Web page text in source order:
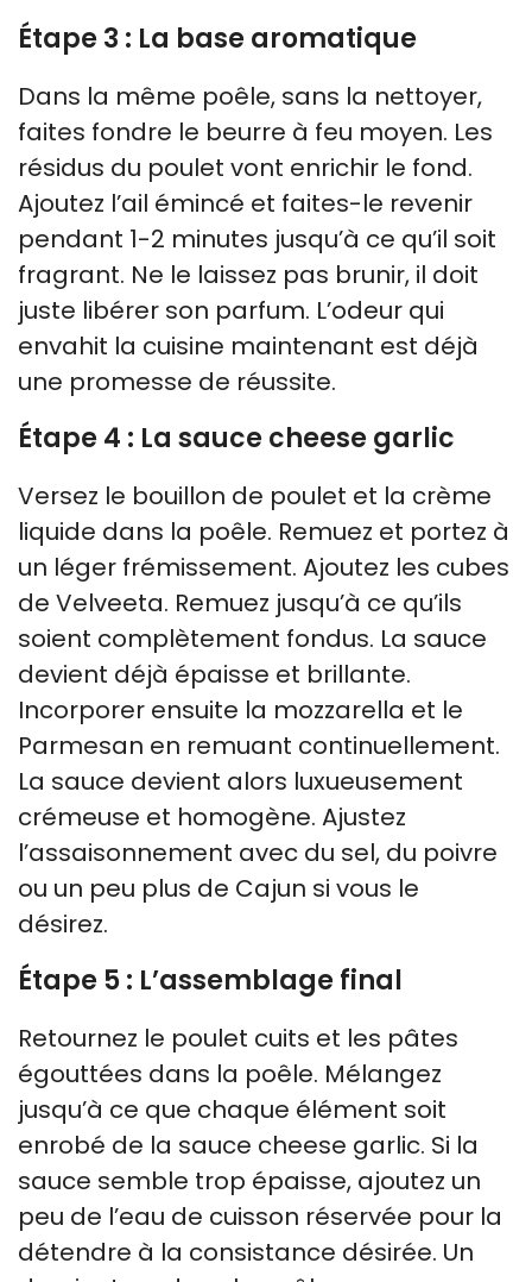
Étape 3 : La base aromatique
Dans la même poêle, sans la nettoyer,
faites fondre le beurre à feu moyen. Les
résidus du poulet vont enrichir le fond.
Ajoutez l’ail émincé et faites-le revenir
pendant 1-2 minutes jusqu’à ce qu’il soit
fragrant. Ne le laissez pas brunir, il doit
juste libérer son parfum. L’odeur qui
envahit la cuisine maintenant est déjà
une promesse de réussite.
Étape 4 : La sauce cheese garlic
Versez le bouillon de poulet et la crème
liquide dans la poêle. Remuez et portez à
un léger frémissement. Ajoutez les cubes
de Velveeta. Remuez jusqu’à ce qu’ils
soient complètement fondus. La sauce
devient déjà épaisse et brillante.
Incorporer ensuite la mozzarella et le
Parmesan en remuant continuellement.
La sauce devient alors luxueusement
crémeuse et homogène. Ajustez
l’assaisonnement avec du sel, du poivre
ou un peu plus de Cajun si vous le
désirez.
Étape 5 : L’assemblage final
Retournez le poulet cuits et les pâtes
égouttées dans la poêle. Mélangez
jusqu’à ce que chaque élément soit
enrobé de la sauce cheese garlic. Si la
sauce semble trop épaisse, ajoutez un
peu de l’eau de cuisson réservée pour la
détendre à la consistance désirée. Un